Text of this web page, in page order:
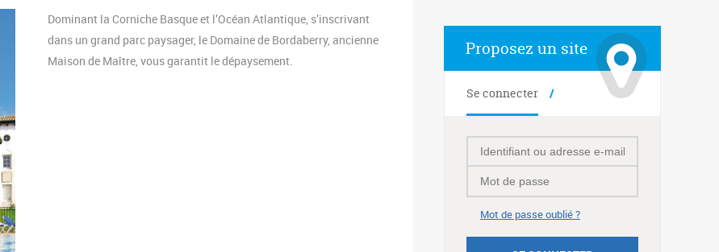
Dominant la Corniche Basque et l’Océan Atlantique, s’inscrivant
dans un grand parc paysager, le Domaine de Bordaberry, ancienne
Maison de Maître, vous garantit le dépaysement.
Proposez un site
Se connecter
Mot de passe oublié ?